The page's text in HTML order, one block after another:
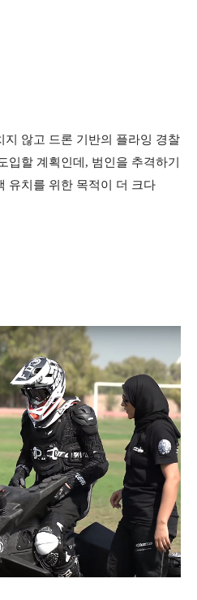
지 않고 드론 기반의 플라잉 경찰
입할 계획인데, 범인을 추격하기
유치를 위한 목적이 더 크다